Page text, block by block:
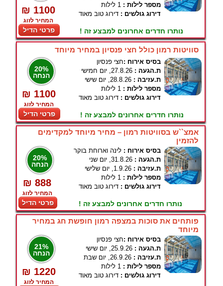
₪ 1100
המחיר לזוג
פרטי הדיל
מספר לילות : 1 לילות
דירוג גולשים : דירוג טוב מאוד
נותרו חדרים אחרונים למבצע זה !
סוויטות רמון כולל חצי פנסיון במחיר מיוחד
20%
הנחה
₪ 1100
המחיר לזוג
פרטי הדיל
בסיס אירוח :חצי פנסיון
ת.הגעה : 27.8.26, יום חמישי
ת.עזיבה : 28.8.26, יום שישי
מספר לילות : 1 לילות
דירוג גולשים : דירוג טוב מאוד
נותרו חדרים אחרונים למבצע זה !
אמצ``ש בסוויטות רמון – מחיר מיוחד למקדימים
להזמין
20%
הנחה
₪ 888
המחיר לזוג
פרטי הדיל
בסיס אירוח : לינה וארוחת בוקר
ת.הגעה : 31.8.26, יום שני
ת.עזיבה : 1.9.26, יום שלישי
מספר לילות : 1 לילות
דירוג גולשים : דירוג טוב מאוד
נותרו חדרים אחרונים למבצע זה !
פותחים את סוכות במצפה רמון חופשת חג במחיר
מיוחד
21%
הנחה
₪ 1220
המחיר לזוג
בסיס אירוח :חצי פנסיון
ת.הגעה : 25.9.26, יום שישי
ת.עזיבה : 26.9.26, יום שבת
מספר לילות : 1 לילות
דירוג גולשים : דירוג טוב מאוד